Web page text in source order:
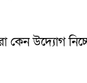
কেন উদ্যোগ